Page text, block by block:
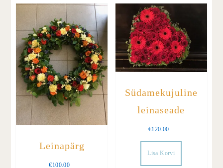
Leinapärg
€100.00
Südamekujuline
leinaseade
€120.00
Lisa Korvi